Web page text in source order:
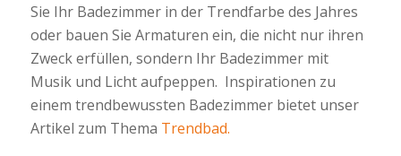
Sie Ihr Badezimmer in der Trendfarbe des Jahres
oder bauen Sie Armaturen ein, die nicht nur ihren
Zweck erfüllen, sondern Ihr Badezimmer mit
Musik und Licht aufpeppen. Inspirationen zu
einem trendbewussten Badezimmer bietet unser
Artikel zum Thema Trendbad.